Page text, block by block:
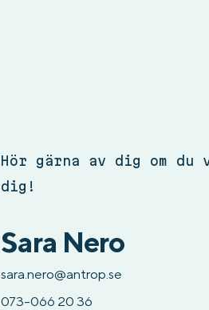
Hör gärna av dig om
dig!
Sara Nero
sara.nero@antrop.se
073-066 20 36